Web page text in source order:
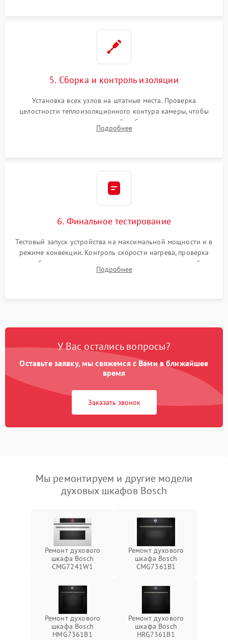
5. Сборка и контроль изоляции
Установка всех узлов на штатные места. Проверка
целостности теплоизоляционного контура камеры, чтобы
исключить перегрев кухонной мебели и потерю тепла.
Надежная фиксация клемм и сборка корпуса шкафа.
Подробнее
6. Финальное тестирование
Тестовый запуск устройства на максимальной мощности и в
режиме конвекции. Контроль скорости нагрева, проверка
срабатывания термостата при достижении заданной
температуры и тест на отсутствие утечек тока.
Подробнее
У Вас остались вопросы?
Оставьте заявку, мы свяжемся с Вами в ближайшее
время
Заказать звонок
Мы ремонтируем и другие модели
духовых шкафов Bosch
Ремонт духового
шкафа Bosch
CMG7241W1
Ремонт духового
шкафа Bosch
CMG7361B1
Ремонт духового
шкафа Bosch
HMG7361B1
Ремонт духового
шкафа Bosch
HRG7361B1